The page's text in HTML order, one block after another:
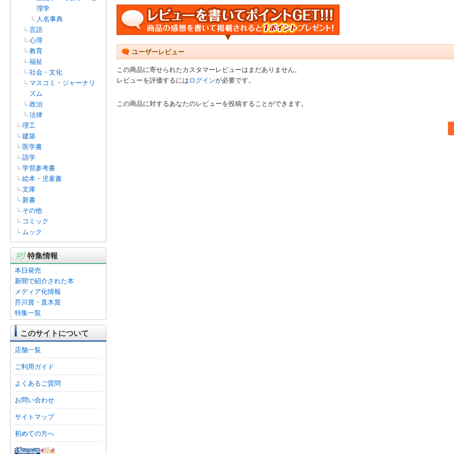
理学
人名事典
言語
心理
教育
福祉
社会・文化
マスコミ・ジャーナリ
ズム
政治
法律
理工
建築
医学書
語学
学習参考書
絵本・児童書
文庫
新書
その他
コミック
ムック
特集情報
本日発売
新聞で紹介された本
メディア化情報
芥川賞・直木賞
特集一覧
このサイトについて
店舗一覧
ご利用ガイド
よくあるご質問
お問い合わせ
サイトマップ
初めての方へ
ユーザーレビュー
この商品に寄せられたカスタマーレビューはまだありません。
レビューを評価するには ログインが必要です。
この商品に対するあなたのレビューを投稿することができます。